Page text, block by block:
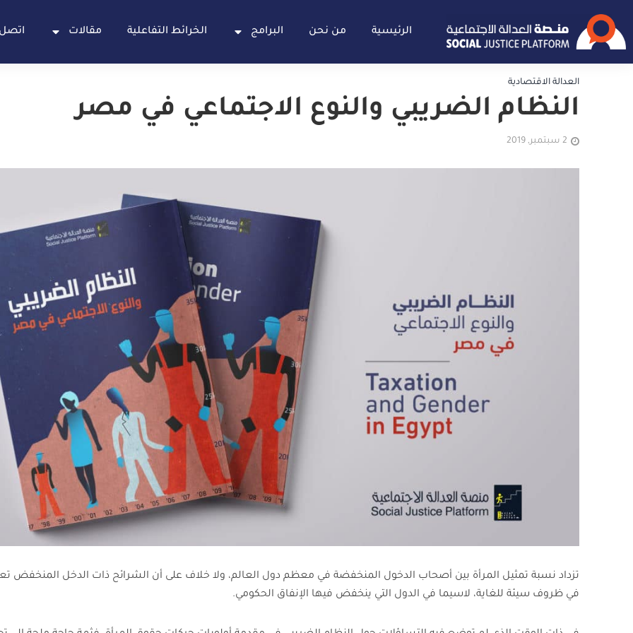
الرئيسية من نحن البرامج الخرائط التفاعلية مقالات اتصل
العدالة الاقتصادية
النظام الضريبي والنوع الاجتماعي في مصر
2 سبتمبر, 2019
تزداد نسبة تمثيل المرأة بين أصحاب الدخول المنخفضة في معظم دول العالم، ولا خلاف على أن الشرائح ذات الدخل المنخفض
في ظروف سيئة للغاية، لاسيما في الدول التي ينخفض فيها الإنفاق الحكومي.